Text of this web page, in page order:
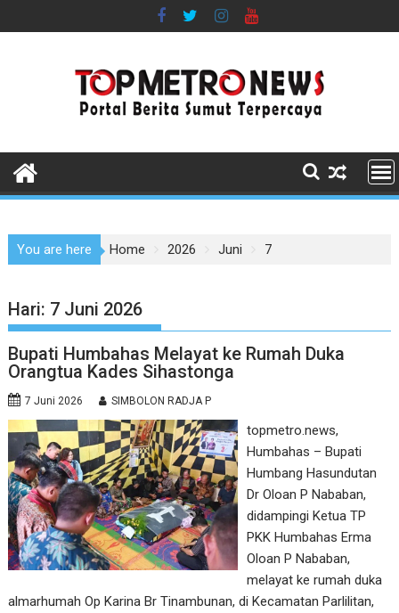
to
You are here Home 2026 Juni 7
Hari: 7 Juni 2026
Bupati Humbahas Melayat ke Rumah Duka
Orangtua Kades Sihastonga
7 Juni 2026 SIMBOLON RADJA P
topmetro.news,
Humbahas – Bupati
Humbang Hasundutan
Dr Oloan P Nababan,
didampingi Ketua TP
PKK Humbahas Erma
Oloan P Nababan,
melayat ke rumah duka
almarhumah Op Karina Br Tinambunan, di Kecamatan Parlilitan,